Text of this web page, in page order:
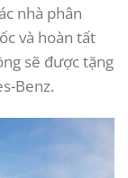
nhà phân
và hoàn tất
sẽ được tặng
Benz.